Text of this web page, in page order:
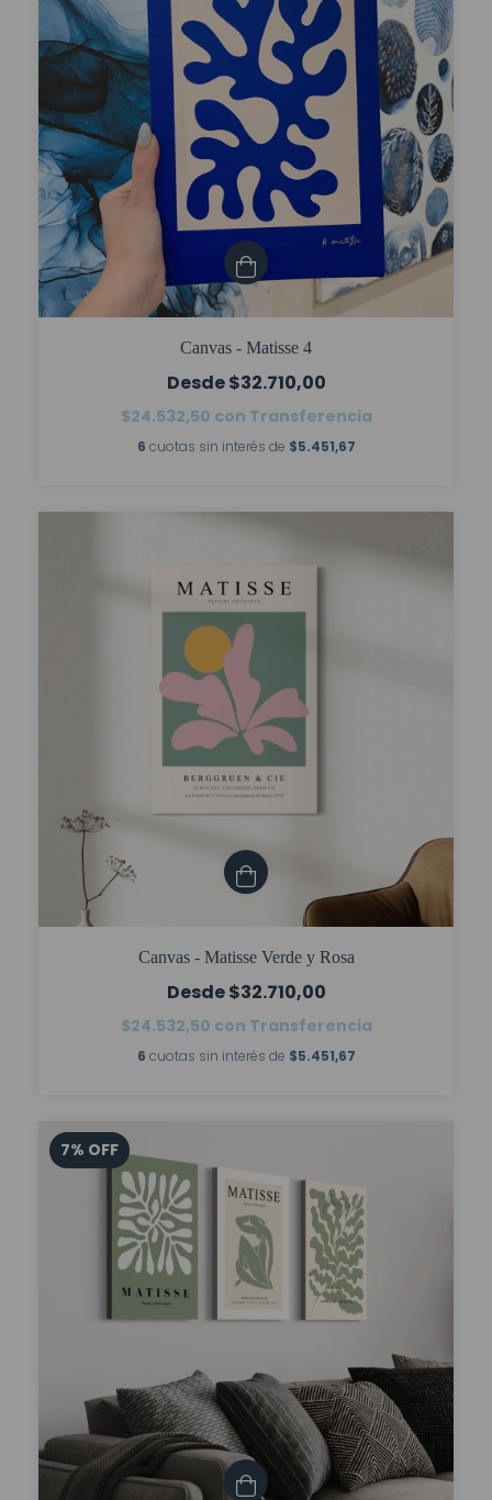
Canvas - Matisse 4
$32.710,00
$24.532,50 con Transferencia
6 cuotas sin interés de $5.451,67
Canvas - Matisse Verde y Rosa
$32.710,00
$24.532,50 con Transferencia
6 cuotas sin interés de $5.451,67
7% OFF